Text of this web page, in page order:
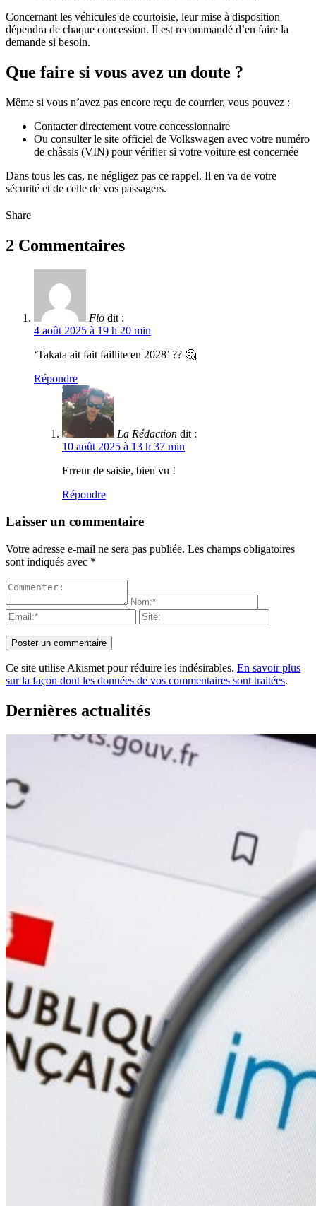
Concernant les véhicules de courtoisie, leur mise à disposition
dépendra de chaque concession. Il est recommandé d’en faire la
demande si besoin.
Que faire si vous avez un doute ?
Même si vous n’avez pas encore reçu de courrier, vous pouvez :
Contacter directement votre concessionnaire
Ou consulter le site officiel de Volkswagen avec votre numéro
de châssis (VIN) pour vérifier si votre voiture est concernée
Dans tous les cas, ne négligez pas ce rappel. Il en va de votre
sécurité et de celle de vos passagers.
Share
2 Commentaires
Flo dit :
4 août 2025 à 19 h 20 min
‘Takata ait fait faillite en 2028’ ?? 🤔
Répondre
La Rédaction dit :
10 août 2025 à 13 h 37 min
Erreur de saisie, bien vu !
Répondre
Laisser un commentaire
Votre adresse e-mail ne sera pas publiée. Les champs obligatoires
sont indiqués avec *
Ce site utilise Akismet pour réduire les indésirables. En savoir plus
sur la façon dont les données de vos commentaires sont traitées.
Dernières actualités